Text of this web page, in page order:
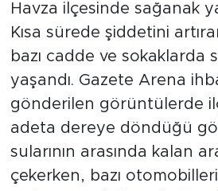
Havza ilçesinde sağanak
Kısa sürede şiddetini
bazı cadde ve sokaklarda
yaşandı. Gazete Arena
gönderilen görüntülerde
adeta dereye döndüğü
sularının arasında kalan
çekerken, bazı